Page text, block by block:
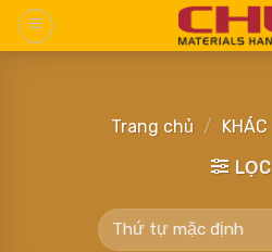
Skip
Trang chủ / KHÁC
LỌC